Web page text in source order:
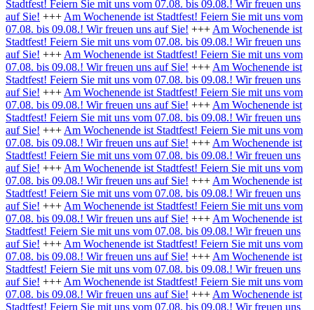
Stadtfest! Feiern Sie mit uns vom 07.08. bis 09.08.! Wir freuen uns
auf Sie! +++ Am Wochenende ist Stadtfest! Feiern Sie mit uns vom
07.08. bis 09.08.! Wir freuen uns auf Sie! +++ Am Wochenende ist
Stadtfest! Feiern Sie mit uns vom 07.08. bis 09.08.! Wir freuen uns
auf Sie! +++ Am Wochenende ist Stadtfest! Feiern Sie mit uns vom
07.08. bis 09.08.! Wir freuen uns auf Sie! +++ Am Wochenende ist
Stadtfest! Feiern Sie mit uns vom 07.08. bis 09.08.! Wir freuen uns
auf Sie! +++ Am Wochenende ist Stadtfest! Feiern Sie mit uns vom
07.08. bis 09.08.! Wir freuen uns auf Sie! +++ Am Wochenende ist
Stadtfest! Feiern Sie mit uns vom 07.08. bis 09.08.! Wir freuen uns
auf Sie! +++ Am Wochenende ist Stadtfest! Feiern Sie mit uns vom
07.08. bis 09.08.! Wir freuen uns auf Sie! +++ Am Wochenende ist
Stadtfest! Feiern Sie mit uns vom 07.08. bis 09.08.! Wir freuen uns
auf Sie! +++ Am Wochenende ist Stadtfest! Feiern Sie mit uns vom
07.08. bis 09.08.! Wir freuen uns auf Sie! +++ Am Wochenende ist
Stadtfest! Feiern Sie mit uns vom 07.08. bis 09.08.! Wir freuen uns
auf Sie! +++ Am Wochenende ist Stadtfest! Feiern Sie mit uns vom
07.08. bis 09.08.! Wir freuen uns auf Sie! +++ Am Wochenende ist
Stadtfest! Feiern Sie mit uns vom 07.08. bis 09.08.! Wir freuen uns
auf Sie! +++ Am Wochenende ist Stadtfest! Feiern Sie mit uns vom
07.08. bis 09.08.! Wir freuen uns auf Sie! +++ Am Wochenende ist
Stadtfest! Feiern Sie mit uns vom 07.08. bis 09.08.! Wir freuen uns
auf Sie! +++ Am Wochenende ist Stadtfest! Feiern Sie mit uns vom
07.08. bis 09.08.! Wir freuen uns auf Sie! +++ Am Wochenende ist
Stadtfest! Feiern Sie mit uns vom 07.08. bis 09.08.! Wir freuen uns